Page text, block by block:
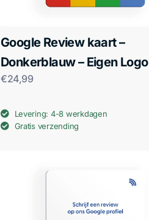
Google Review kaart –
Donkerblauw – Eigen Logo
€24,99
Levering: 4-8 werkdagen
Gratis verzending